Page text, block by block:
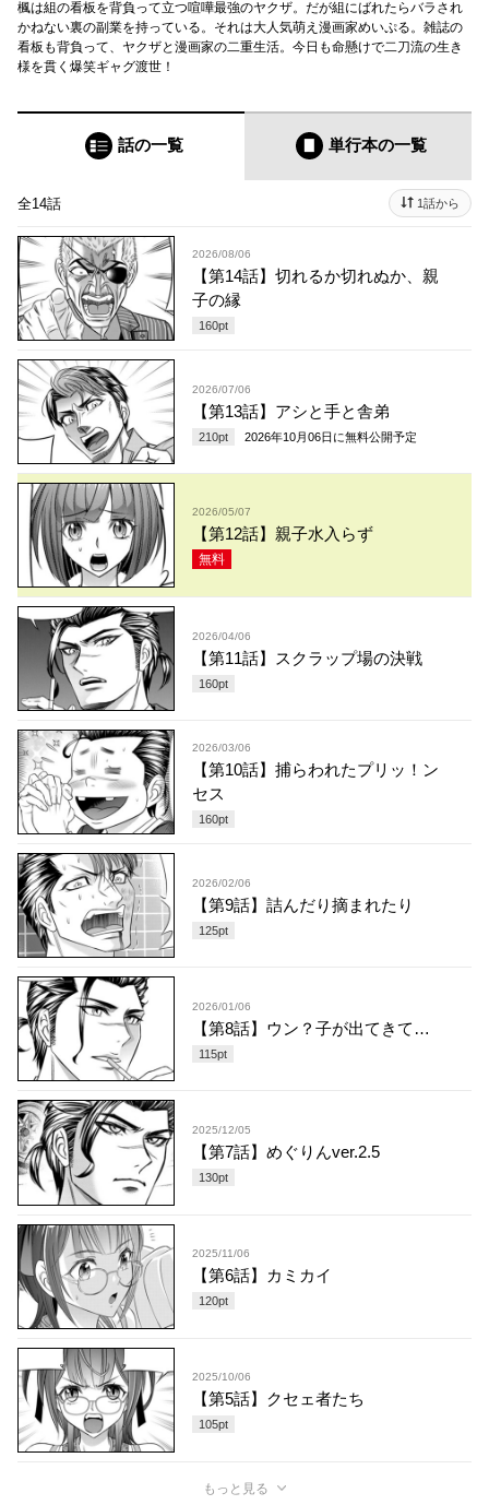
楓は組の看板を背負って立つ喧嘩最強のヤクザ。だが組にばれたらバラされ
かねない裏の副業を持っている。それは大人気萌え漫画家めいぷる。雑誌の
看板も背負って、ヤクザと漫画家の二重生活。今日も命懸けで二刀流の生き
様を貫く爆笑ギャグ渡世！
話の一覧 単行本の一覧
全14話 1話から
2026/08/06
【第14話】切れるか切れぬか、親
子の縁
160pt
2026/07/06
【第13話】アシと手と舎弟
210pt 2026年10月06日 に無料公開予定
2026/05/07
【第12話】親子水入らず
無料
2026/04/06
【第11話】スクラップ場の決戦
160pt
2026/03/06
【第10話】捕らわれたプリッ！ン
セス
160pt
2026/02/06
【第9話】詰んだり摘まれたり
125pt
2026/01/06
【第8話】ウン？子が出てきて…
115pt
2025/12/05
【第7話】めぐりんver.2.5
130pt
2025/11/06
【第6話】カミカイ
120pt
2025/10/06
【第5話】クセェ者たち
105pt
もっと見る